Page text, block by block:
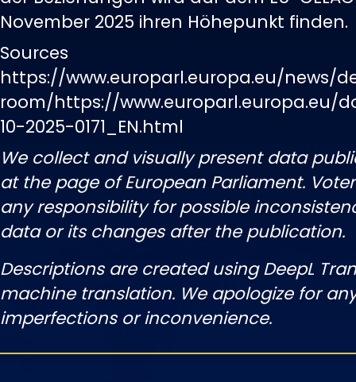
November 2025 ihren Höhepunkt finden.
Sources
https://www.europarl.europa.eu/news/
room/https://www.europarl.europa.eu/
10-2025-0171_EN.html
We collect and visually present data
at the page of European Parliament.
any responsibility for possible
data or its changes after the publication.
Descriptions are created using DeepL
machine translation. We apologize for
imperfections or inconvenience.